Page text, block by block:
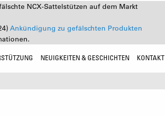
NCX-Sattelstützen auf dem Markt
Ankündigung zu gefälschten Produkten
NEUIGKEITEN & GESCHICHTEN KONTAKT